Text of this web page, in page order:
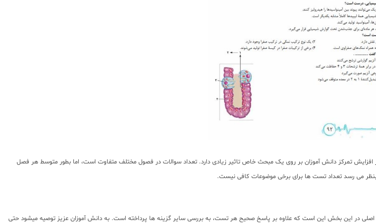
تمرکز دانش آموزان بر روی یک مبحث خاص تاثیر زیادی دارد. تعداد سوالات در فصول مختلف متفاوت است، اما بطور متوسط هر فصل
در این بخش این است که علاوه بر پاسخ صحیح هر تست، به بررسی سایر گزینه ها پرداخته است. به دانش آموزان عزیز توصیه میشود حتی